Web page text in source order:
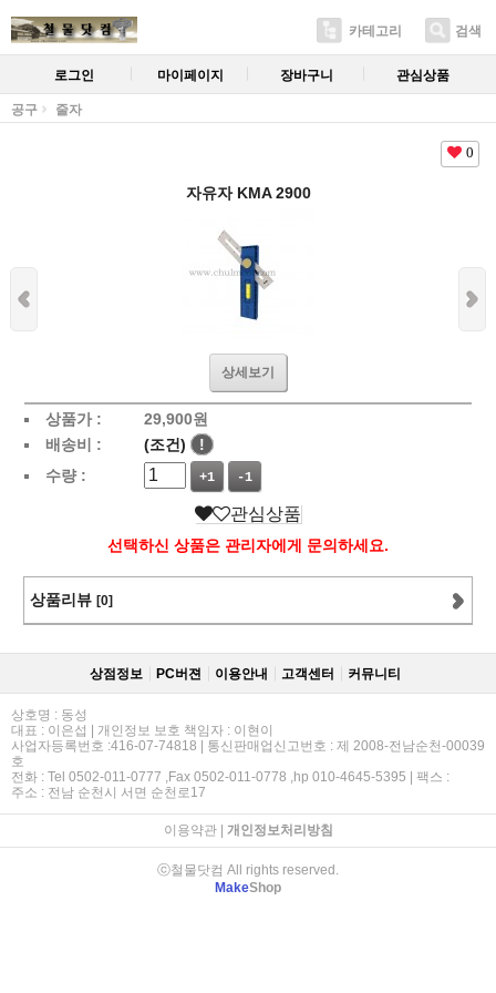
카테고리 검색
로그인 마이페이지 장바구니 관심상품
공구 줄자
0
자유자 KMA 2900
상세보기
상품가 : 29,900원
배송비 :
(조건)
!
수량 :
+1 -1
관심상품
선택하신 상품은 관리자에게 문의하세요.
상품리뷰 [0]
상점정보 PC버젼 이용안내 고객센터 커뮤니티
상호명 : 동성
대표 : 이은섭 | 개인정보 보호 책임자 : 이현이
사업자등록번호 :416-07-74818 | 통신판매업신고번호 : 제 2008-전남순천-00039
호
전화 : Tel 0502-011-0777 ,Fax 0502-011-0778 ,hp 010-4645-5395 | 팩스 :
주소 : 전남 순천시 서면 순천로17
이용약관| 개인정보처리방침
ⓒ철물닷컴 All rights reserved.
MakeShop